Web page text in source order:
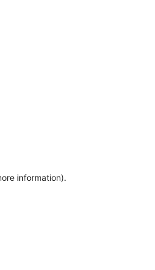
information).